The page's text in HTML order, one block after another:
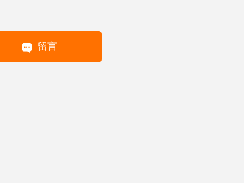
留言